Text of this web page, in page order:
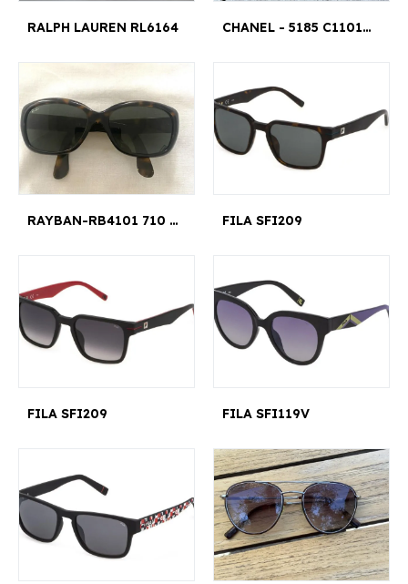
RALPH LAUREN RL6164 CHANEL - 5185 C1101/3B 58/18
RAYBAN-RB4101 710 58-17 JACKIE OHH FILA SFI209
FILA SFI209 FILA SFI119V